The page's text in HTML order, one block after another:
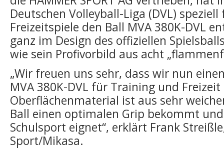
Deutschen Volleyball-Liga (DVL)
Freizeitspiele den Ball MVA 380K-DVL
ganz im Design des offiziellen
wie sein Profivorbild aus acht
„Wir freuen uns sehr, dass wir nun
MVA 380K-DVL für Training und
Oberflächenmaterial ist aus sehr
Ball einen optimalen Grip bekommt
Schulsport eignet“, erklärt Frank
Sport/Mikasa.